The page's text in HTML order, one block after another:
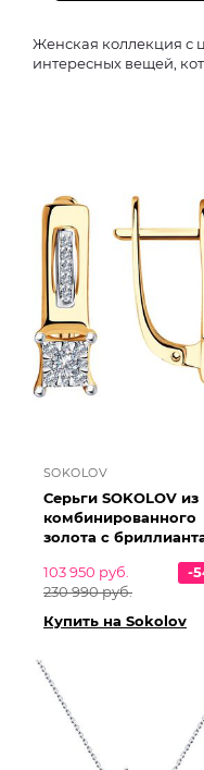
Женская коллекция с ценами: каталог самых
интересных вещей,
SOKOLOV
Серьги SOKOLOV из
комбинированного
золота с
103 950 руб.
230 990 руб.
-
Купить на Sokolov